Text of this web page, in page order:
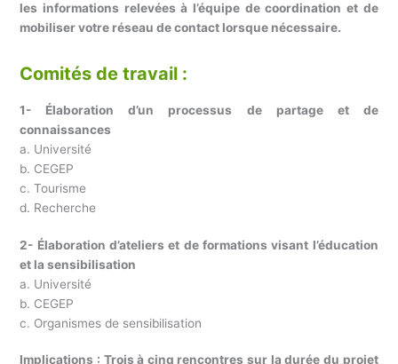
les informations relevées à l’équipe de coordination et de
mobiliser votre réseau de contact lorsque nécessaire.
Comités de travail :
1- Élaboration d’un processus de partage et de
connaissances
a. Université
b. CEGEP
c. Tourisme
d. Recherche
2- Élaboration d’ateliers et de formations visant l’éducation
et la sensibilisation
a. Université
b. CEGEP
c. Organismes de sensibilisation
Implications : Trois à cinq rencontres sur la durée du projet